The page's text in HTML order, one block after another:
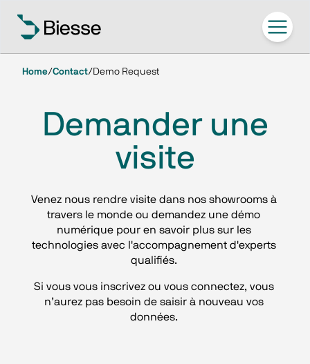
Home/Contact/ Demo Request
Demander une
visite
Venez nous rendre visite dans nos showrooms à
travers le monde ou demandez une démo
numérique pour en savoir plus sur les
technologies avec l'accompagnement d'experts
qualifiés.
Si vous vous inscrivez ou vous connectez, vous
n’aurez pas besoin de saisir à nouveau vos
données.